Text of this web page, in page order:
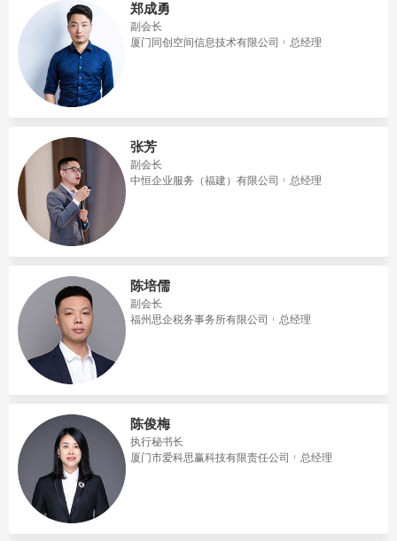
郑成勇
副会长
​厦门同创空间信息技术有限公司
总经理
张芳
副会长
中恒企业服务（福建）有限公司
总经理
陈培儒
副会长
福州思企税务事务所有限公司
总经理
陈俊梅
执行秘书长
厦门市爱科思赢科技有限责任公司
总经理